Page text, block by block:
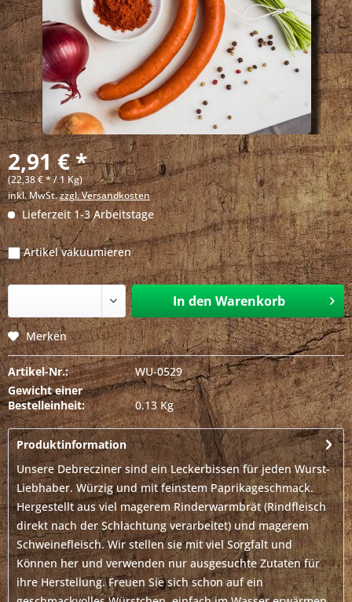
2,91 € *
(22,38 € * / 1 Kg)
inkl. MwSt.zzgl. Versandkosten
Lieferzeit 1-3 Arbeitstage
Artikel vakuumieren
In den Warenkorb
Merken
Artikel-Nr.:
WU-0529
Gewicht einer
Bestelleinheit:
0.13 Kg
Produktinformation
Unsere Debrecziner sind ein Leckerbissen für jeden Wurst-
Liebhaber. Würzig und mit feinstem Paprikageschmack.
Hergestellt aus viel magerem Rinderwarmbrät (Rindfleisch
direkt nach der Schlachtung verarbeitet) und magerem
Schweinefleisch. Wir stellen sie mit viel Sorgfalt und
Können her und verwenden nur ausgesuchte Zutaten für
ihre Herstellung. Freuen Sie sich schon auf ein